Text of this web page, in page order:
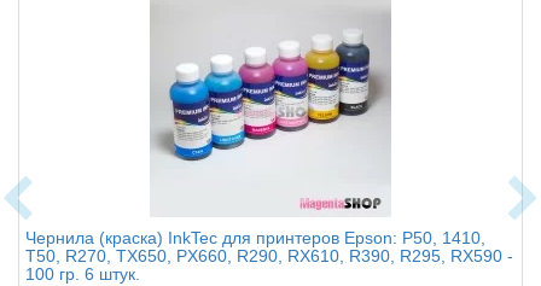
Чернила (краска) InkTec для принтеров Epson: P50, 1410,
T50, R270, TX650, PX660, R290, RX610, R390, R295, RX590 -
100 гр. 6 штук.